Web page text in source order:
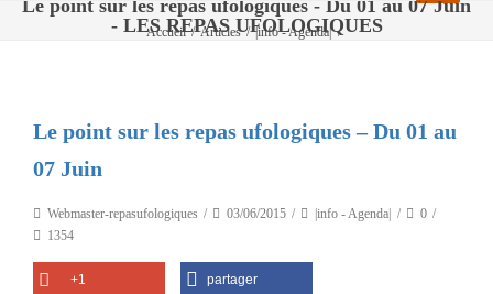
Le point sur les repas ufologiques - Du 01 au 07 Juin
- LES REPAS UFOLOGIQUES
Accueil / Articles / |info - Agenda| /
Le point sur les repas ufologiques – Du 01 au
07 Juin
Webmaster-repasufologiques 03/06/2015 |info - Agenda|
0
1354
+1 partager